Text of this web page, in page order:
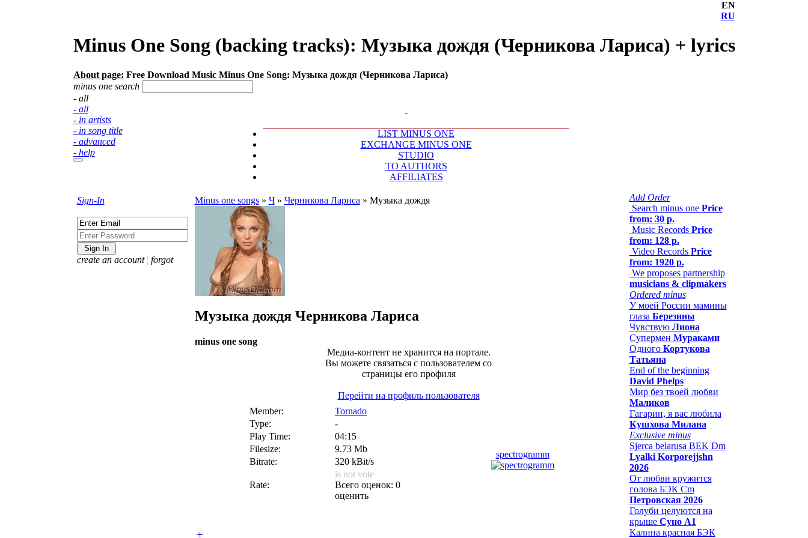
EN
RU
Minus One Song (backing tracks): Музыка дождя (Черникова Лариса) + lyrics
About page: Free Download Music Minus One Song: Музыка дождя (Черникова Лариса)
minus one search
- all
- all
- in artists
- in song title
- advanced
- help
LIST MINUS ONE
EXCHANGE MINUS ONE
STUDIO
TO AUTHORS
AFFILIATES
Sign-In
create an account ¦ forgot
Minus one songs» Ч» Черникова Лариса » Музыка дождя
Музыка дождя Черникова Лариса
minus one song
Медиа-контент не хранится на портале.
Вы можете связаться с пользователем со
страницы его профиля
Перейти на профиль пользователя
Member:
Tornado
Type:
-
spectrogramm
Play Time:
04:15
Filesize:
9.73 Mb
Bitrate:
320 kBit/s
Rate:
is not vote
Всего оценок: 0
оценить
+
Add Order
Search minus one Price
from: 30 р.
Music Records Price
from: 128 р.
Video Records Price
from: 1920 р.
We proposes partnership
musicians & clipmakers
Ordered minus
У моей России мамины
глаза Березины
Чувствую Лиона
Супермен Мураками
Одного Кортукова
Татьяна
End of the beginning
David Phelps
Мир без твоей любви
Маликов
Гагарин, я вас любила
Кушхова Милана
Exclusive minus
Sjerca belarusa BEK Dm
Lyalki Korporejjshn
2026
От любви кружится
голова БЭК Cm
Петровская 2026
Голуби целуются на
крыше Суно А1
Калина красная БЭК